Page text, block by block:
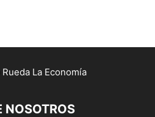
NOSOTROS